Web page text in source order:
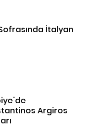
İtalyan
Argiros